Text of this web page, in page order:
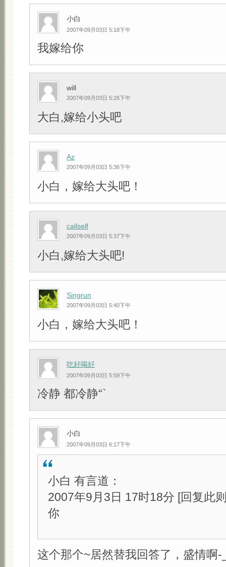
小白
2007年09月03日 5:18下午
我嫁给你
will
2007年09月03日 5:26下午
大白,嫁给小头吧
Az
2007年09月03日 5:36下午
小白，嫁给大头吧！
callself
2007年09月03日 5:37下午
小白,嫁给大头吧!
Singrun
2007年09月03日 5:40下午
小白，嫁给大头吧！
吃好喝好
2007年09月03日 5:59下午
冷静 都冷静“`
小白
2007年09月03日 6:17下午
小白 有言道：
2007年9月3日 17时18分 [回复此
你
这个那个~居然替我回答了，盛情啊-